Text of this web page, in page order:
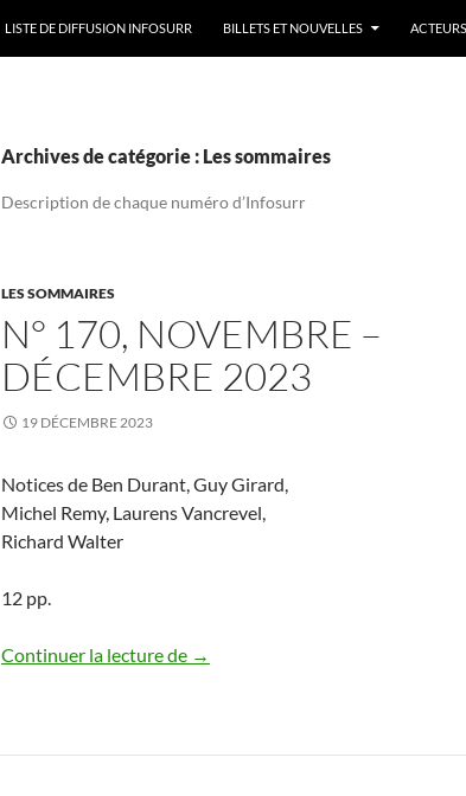
LISTE DE DIFFUSION INFOSURR BILLETS ET NOUVELLES
Archives de catégorie : Les sommaires
Description de chaque numéro d’Infosurr
LES SOMMAIRES
N° 170, NOVEMBRE –
DÉCEMBRE 2023
19 DÉCEMBRE 2023
Notices de Ben Durant, Guy Girard,
Michel Remy, Laurens Vancrevel,
Richard Walter
12 pp.
Continuer la lecture de N° 170, novembre – décembre
→